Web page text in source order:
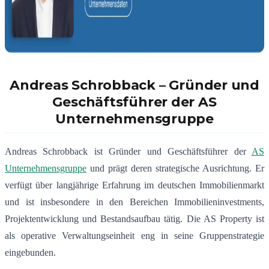
Andreas Schrobback – Gründer und
Geschäftsführer der AS
Unternehmensgruppe
Andreas Schrobback ist Gründer und Geschäftsführer der AS
Unternehmensgruppe und prägt deren strategische Ausrichtung. Er
verfügt über langjährige Erfahrung im deutschen Immobilienmarkt
und ist insbesondere in den Bereichen Immobilieninvestments,
Projektentwicklung und Bestandsaufbau tätig. Die AS Property ist
als operative Verwaltungseinheit eng in seine Gruppenstrategie
eingebunden.